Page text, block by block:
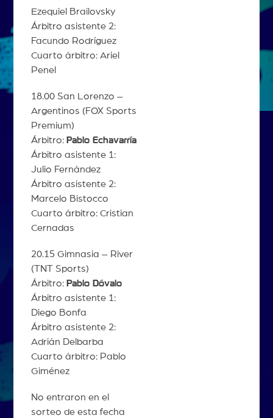
Ezequiel Brailovsky
Árbitro asistente 2:
Facundo Rodríguez
Cuarto árbitro: Ariel
Penel
18.00 San Lorenzo –
Argentinos (FOX Sports
Premium)
Árbitro: Pablo Echavarría
Árbitro asistente 1:
Julio Fernández
Árbitro asistente 2:
Marcelo Bistocco
Cuarto árbitro: Cristian
Cernadas
20.15 Gimnasia – River
(TNT Sports)
Árbitro: Pablo Dóvalo
Árbitro asistente 1:
Diego Bonfa
Árbitro asistente 2:
Adrián Delbarba
Cuarto árbitro: Pablo
Giménez
No entraron en el
sorteo de esta fecha